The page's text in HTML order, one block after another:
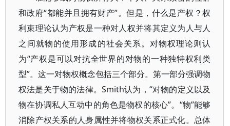
和政府“都能并且拥有财产”。但是，什么是产权？权
利束理论认为产权是一种对人权并将其定义为人与人
之间就物的使用形成的社会关系。对物权理论则认
为“产权是可以对抗全世界的对物的一种独特权利类
型”。这一对物权概念包括三个部分。第一部分强调物
权法是关于物的法律。Smith认为，“对物的定义以及
物在协调私人互动中的角色是物权的核心”。“物”能够
消除产权关系的人身属性并将物权关系正式化。总体